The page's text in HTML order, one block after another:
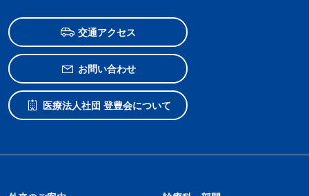
交通アクセス
お問い合わせ
医療法人社団 登豊会について